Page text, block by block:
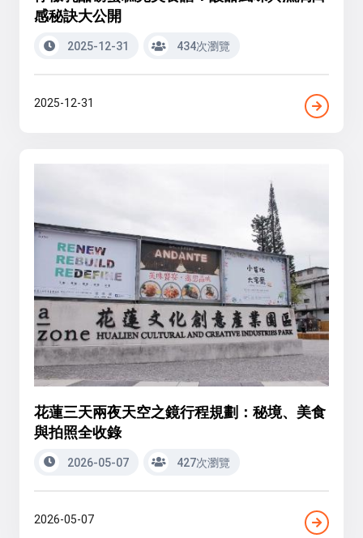
感秘訣大公開
2025-12-31 434次瀏覽
2025-12-31
花蓮三天兩夜天空之鏡行程規劃：秘境、美食
與拍照全收錄
2026-05-07 427次瀏覽
2026-05-07